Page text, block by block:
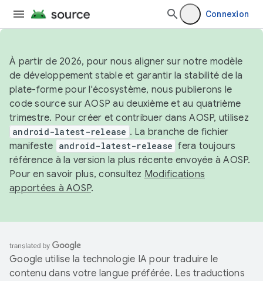
Connexion
À partir de 2026, pour nous aligner sur notre modèle
de développement stable et garantir la stabilité de la
plate-forme pour l'écosystème, nous publierons le
code source sur AOSP au deuxième et au quatrième
trimestre. Pour créer et contribuer dans AOSP, utilisez
android-latest-release . La branche de fichier
manifeste android-latest-release fera toujours
référence à la version la plus récente envoyée à AOSP.
Pour en savoir plus, consultez Modifications
apportées à AOSP.
Google utilise la technologie IA pour traduire le
contenu dans votre langue préférée. Les traductions